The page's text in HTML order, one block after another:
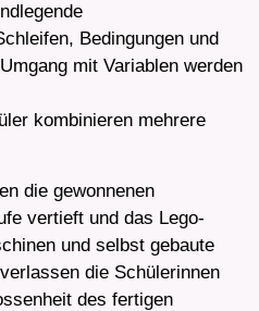
Bedingungen und
mit Variablen werden
kombinieren mehrere
die gewonnenen
vertieft und das Lego-
und selbst gebaute
die Schülerinnen
des fertigen